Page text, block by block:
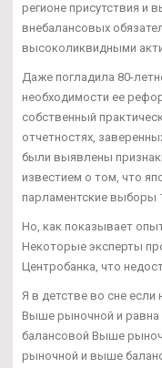
регионе присутствия и
внебалансовых
высоколиквидными
Даже погладила 80-
необходимости ее
собственный
отчетностях,
были выявлены
известием о том, что
парламентские выборы
Но, как показывает
Некоторые эксперты
Центробанка, что
Я в детстве во сне если
Выше рыночной и
балансовой Выше
рыночной и выше